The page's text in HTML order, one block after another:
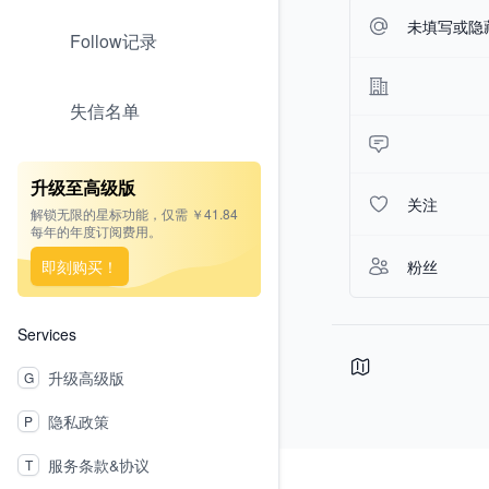
Follow记录
失信名单
升级至高级版
解锁无限的星标功能，仅需 ￥41.84
每年的年度订阅费用。
即刻购买！
Services
G 升级高级版
P 隐私政策
T 服务条款&协议
未填写或隐
关注
粉丝